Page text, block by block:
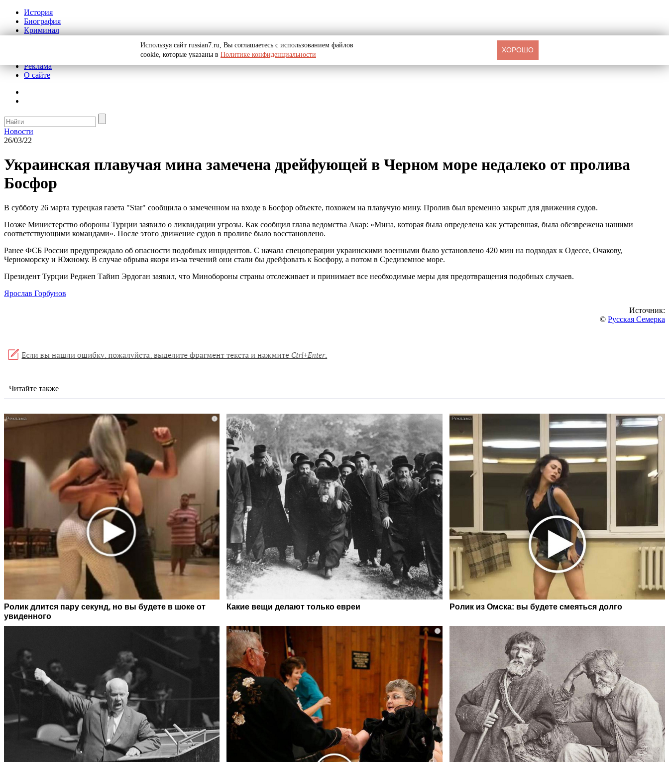
История
Биография
Криминал
Реклама
О сайте
Новости
26/03/22
Украинская плавучая мина замечена дрейфующей в Черном море недалеко от пролива
Босфор
В субботу 26 марта турецкая газета "Star" сообщила о замеченном на входе в Босфор объекте, похожем на плавучую мину. Пролив был временно закрыт для движения судов.
Позже Министерство обороны Турции заявило о ликвидации угрозы. Как сообщил глава ведомства Акар: «Мина, которая была определена как устаревшая, была обезврежена нашими
соответствующими командами». После этого движение судов в проливе было восстановлено.
Ранее ФСБ России предупреждало об опасности подобных инцидентов. С начала спецоперации украинскими военными было установлено 420 мин на подходах к Одессе, Очакову,
Черноморску и Южному. В случае обрыва якоря из-за течений они стали бы дрейфовать к Босфору, а потом в Средиземное море.
Президент Турции Реджеп Тайип Эрдоган заявил, что Минобороны страны отслеживает и принимает все необходимые меры для предотвращения подобных случаев.
Ярослав Горбунов
Источник:
© Русская Семерка
Читайте также
i
Ролик длится пару секунд, но вы будете в шоке от
увиденного
Какие вещи делают только евреи
i
Ролик из Омска: вы будете смеяться долго
i
Используя сайт russian7.ru, Вы соглашаетесь с использованием файлов
cookie, которые указаны в Политике конфиденциальности
ХОРОШО